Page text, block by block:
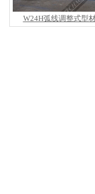
W24H弧线调整式型